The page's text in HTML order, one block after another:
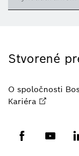
Stvorené
O spoločnosti
Kariéra